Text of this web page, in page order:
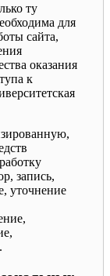
ту
для
сайта,
оказания
к
запись,
уточнение